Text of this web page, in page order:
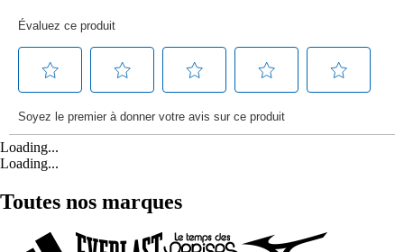
Loading...
Loading...
Toutes nos marques